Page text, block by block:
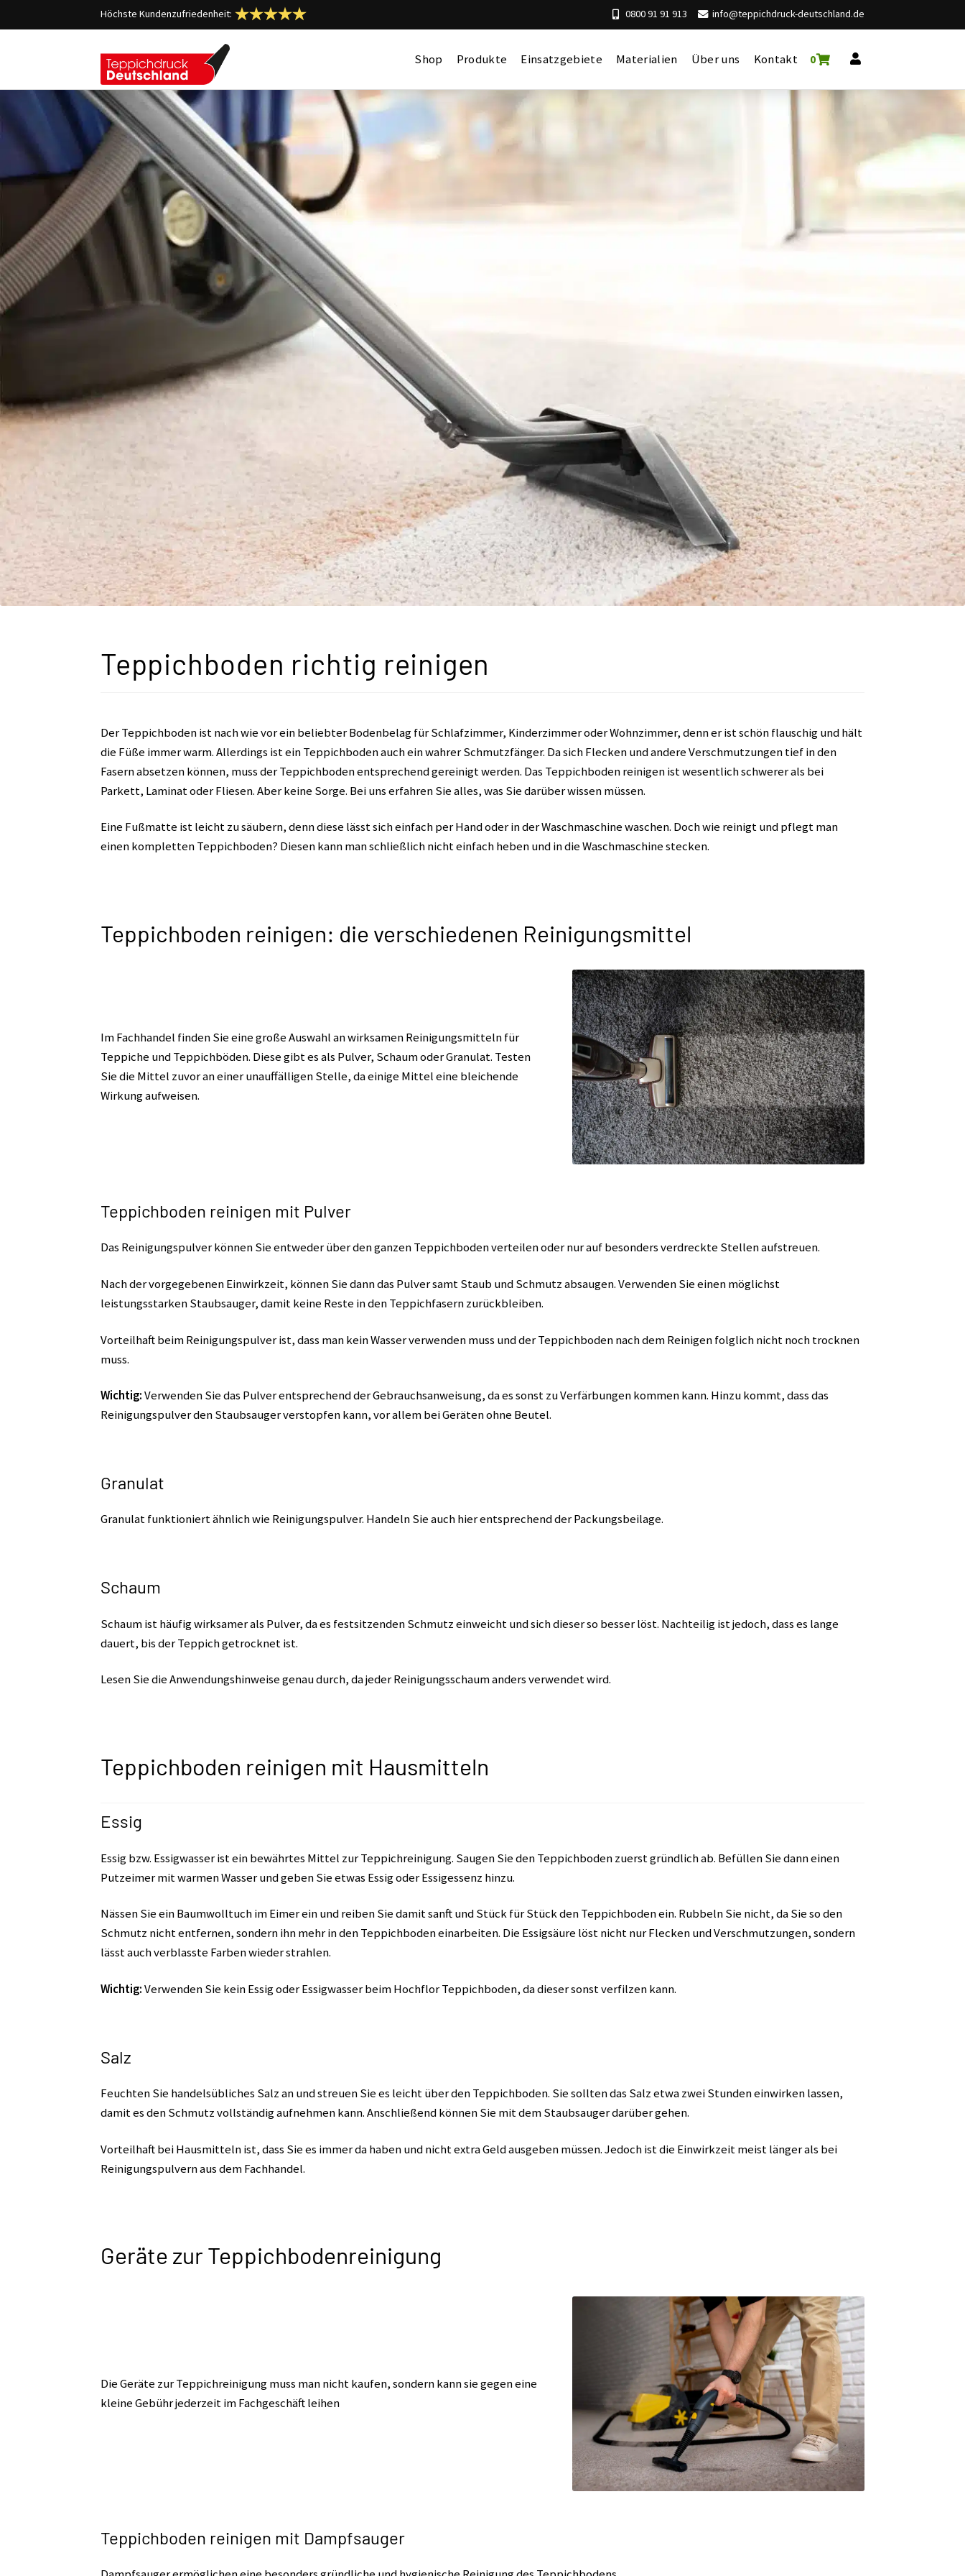
Höchste Kundenzufriedenheit: 0800 91 91 913 info@teppichdruck-deutschland.de
Shop Produkte Einsatzgebiete Materialien Über uns Kontakt 0
Teppichboden richtig reinigen
Der Teppichboden ist nach wie vor ein beliebter Bodenbelag für Schlafzimmer, Kinderzimmer oder Wohnzimmer, denn er ist schön flauschig und hält
die Füße immer warm. Allerdings ist ein Teppichboden auch ein wahrer Schmutzfänger. Da sich Flecken und andere Verschmutzungen tief in den
Fasern absetzen können, muss der Teppichboden entsprechend gereinigt werden. Das Teppichboden reinigen ist wesentlich schwerer als bei
Parkett, Laminat oder Fliesen. Aber keine Sorge. Bei uns erfahren Sie alles, was Sie darüber wissen müssen.
Eine Fußmatte ist leicht zu säubern, denn diese lässt sich einfach per Hand oder in der Waschmaschine waschen. Doch wie reinigt und pflegt man
einen kompletten Teppichboden? Diesen kann man schließlich nicht einfach heben und in die Waschmaschine stecken.
Teppichboden reinigen: die verschiedenen Reinigungsmittel
Im Fachhandel finden Sie eine große Auswahl an wirksamen Reinigungsmitteln für
Teppiche und Teppichböden. Diese gibt es als Pulver, Schaum oder Granulat. Testen
Sie die Mittel zuvor an einer unauffälligen Stelle, da einige Mittel eine bleichende
Wirkung aufweisen.
Teppichboden reinigen mit Pulver
Das Reinigungspulver können Sie entweder über den ganzen Teppichboden verteilen oder nur auf besonders verdreckte Stellen aufstreuen.
Nach der vorgegebenen Einwirkzeit, können Sie dann das Pulver samt Staub und Schmutz absaugen. Verwenden Sie einen möglichst
leistungsstarken Staubsauger, damit keine Reste in den Teppichfasern zurückbleiben.
Vorteilhaft beim Reinigungspulver ist, dass man kein Wasser verwenden muss und der Teppichboden nach dem Reinigen folglich nicht noch trocknen
muss.
Wichtig:Verwenden Sie das Pulver entsprechend der Gebrauchsanweisung, da es sonst zu Verfärbungen kommen kann. Hinzu kommt, dass das
Reinigungspulver den Staubsauger verstopfen kann, vor allem bei Geräten ohne Beutel.
Granulat
Granulat funktioniert ähnlich wie Reinigungspulver. Handeln Sie auch hier entsprechend der Packungsbeilage.
Schaum
Schaum ist häufig wirksamer als Pulver, da es festsitzenden Schmutz einweicht und sich dieser so besser löst. Nachteilig ist jedoch, dass es lange
dauert, bis der Teppich getrocknet ist.
Lesen Sie die Anwendungshinweise genau durch, da jeder Reinigungsschaum anders verwendet wird.
Teppichboden reinigen mit Hausmitteln
Essig
Essig bzw. Essigwasser ist ein bewährtes Mittel zur Teppichreinigung. Saugen Sie den Teppichboden zuerst gründlich ab. Befüllen Sie dann einen
Putzeimer mit warmen Wasser und geben Sie etwas Essig oder Essigessenz hinzu.
Nässen Sie ein Baumwolltuch im Eimer ein und reiben Sie damit sanft und Stück für Stück den Teppichboden ein. Rubbeln Sie nicht, da Sie so den
Schmutz nicht entfernen, sondern ihn mehr in den Teppichboden einarbeiten. Die Essigsäure löst nicht nur Flecken und Verschmutzungen, sondern
lässt auch verblasste Farben wieder strahlen.
Wichtig:Verwenden Sie kein Essig oder Essigwasser beim Hochflor Teppichboden, da dieser sonst verfilzen kann.
Salz
Feuchten Sie handelsübliches Salz an und streuen Sie es leicht über den Teppichboden. Sie sollten das Salz etwa zwei Stunden einwirken lassen,
damit es den Schmutz vollständig aufnehmen kann. Anschließend können Sie mit dem Staubsauger darüber gehen.
Vorteilhaft bei Hausmitteln ist, dass Sie es immer da haben und nicht extra Geld ausgeben müssen. Jedoch ist die Einwirkzeit meist länger als bei
Reinigungspulvern aus dem Fachhandel.
Geräte zur Teppichbodenreinigung
Die Geräte zur Teppichreinigung muss man nicht kaufen, sondern kann sie gegen eine
kleine Gebühr jederzeit im Fachgeschäft leihen
Teppichboden reinigen mit Dampfsauger